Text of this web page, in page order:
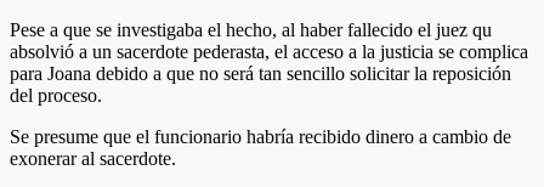
Pese a que se investigaba el hecho, al haber fallecido el juez qu
absolvió a un sacerdote pederasta, el acceso a la justicia se complica
para Joana debido a que no será tan sencillo solicitar la reposición
del proceso.
Se presume que el funcionario habría recibido dinero a cambio de
exonerar al sacerdote.